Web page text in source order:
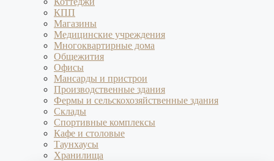
КПП
Магазины
Медицинские учреждения
Многоквартирные дома
Общежития
Офисы
Мансарды и пристрои
Производственные здания
Фермы и сельскохозяйственные здания
Склады
Спортивные комплексы
Кафе и столовые
Таунхаусы
Хранилища